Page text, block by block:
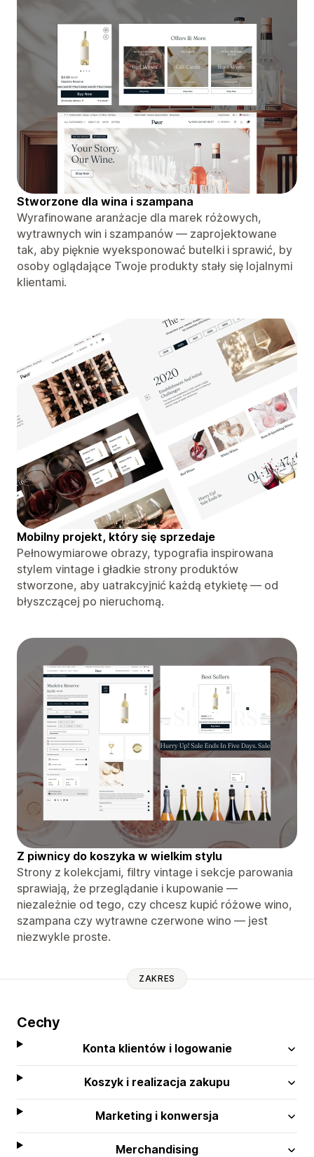
Stworzone dla wina i szampana
Wyrafinowane aranżacje dla marek różowych,
wytrawnych win i szampanów — zaprojektowane
tak, aby pięknie wyeksponować butelki i sprawić, by
osoby oglądające Twoje produkty stały się lojalnymi
klientami.
Mobilny projekt, który się sprzedaje
Pełnowymiarowe obrazy, typografia inspirowana
stylem vintage i gładkie strony produktów
stworzone, aby uatrakcyjnić każdą etykietę — od
błyszczącej po nieruchomą.
Z piwnicy do koszyka w wielkim stylu
Strony z kolekcjami, filtry vintage i sekcje parowania
sprawiają, że przeglądanie i kupowanie —
niezależnie od tego, czy chcesz kupić różowe wino,
szampana czy wytrawne czerwone wino — jest
niezwykle proste.
ZAKRES
Cechy
Konta klientów i logowanie
Koszyk i realizacja zakupu
Marketing i konwersja
Merchandising